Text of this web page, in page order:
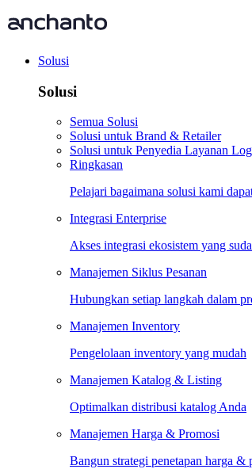
Solusi
Solusi
Semua Solusi
Solusi untuk Brand & Retailer
Solusi untuk Penyedia Layanan
Ringkasan
Pelajari bagaimana solusi kami
Integrasi Enterprise
Akses integrasi ekosistem yang
Manajemen Siklus Pesanan
Hubungkan setiap langkah dalam
Manajemen Inventory
Pengelolaan inventory yang mudah
Manajemen Katalog & Listing
Optimalkan distribusi katalog Anda
Manajemen Harga & Promosi
Bangun strategi penetapan harga &